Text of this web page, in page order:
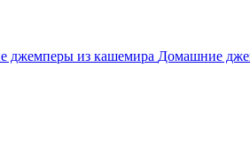
джемперы из кашемира Домашние